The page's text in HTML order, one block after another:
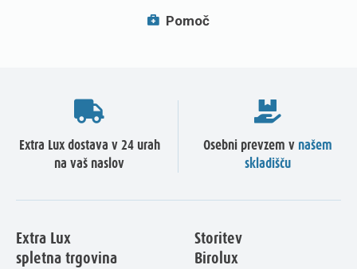
Pomoč
Extra Lux dostava v 24 urah
na vaš naslov
Osebni prevzem v našem
skladišču
Extra Lux
spletna trgovina
Storitev
Birolux